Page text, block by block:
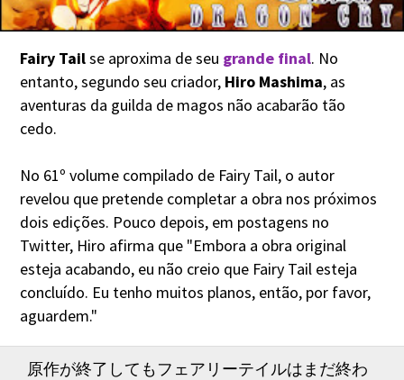
Fairy Tailse aproxima de seu grande final. No
entanto, segundo seu criador, Hiro Mashima, as
aventuras da guilda de magos não acabarão tão
cedo.
No 61º volume compilado de Fairy Tail, o autor
revelou que pretende completar a obra nos próximos
dois edições. Pouco depois, em postagens no
Twitter, Hiro afirma que "Embora a obra original
esteja acabando, eu não creio que Fairy Tail esteja
concluído. Eu tenho muitos planos, então, por favor,
aguardem."
原作が終了してもフェアリーテイルはまだ終わ